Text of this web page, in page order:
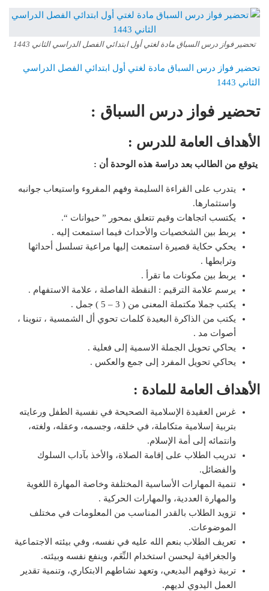
تحضير فواز درس السباق مادة لغتي أول ابتدائي الفصل الدراسي الثاني 1443
تحضير فواز درس السباق مادة لغتي أول ابتدائي الفصل الدراسي
الثاني 1443
تحضير فواز درس السباق :
الأهداف العامة للدرس :
يتوقع من الطالب بعد دراسة هذه الوحدة أن :
يتدرب على القراءة السليمة وفهم المقروء واستيعاب جوانبه
واستثمارها.
يكتسب اتجاهات وقيم تتعلق بمحور ” حيوانات “.
يربط بين الشخصيات والأحداث فيما استمعت إليه .
يحكي حكاية قصيرة استمعت إليها مراعية تسلسل أحداثها
وترابطها .
يربط بين مكونات ما تقرأ .
يرسم علامة الترقيم : النقطة الفاصلة ، علامة الاستفهام .
يكتب جملا مكتملة المعنى من ( 3 – 5 ) جمل .
يكتب من الذاكرة البعيدة كلمات تحوي أل الشمسية ، تنوينا ،
أصوات مد .
يحاكي تحويل الجملة الاسمية إلى فعلية .
يحاكي تحويل المفرد إلى جمع والعكس .
الأهداف العامة للمادة :
غرس العقيدة الإسلامية الصحيحة في نفسية الطفل ورعايته
بتربية إسلامية متكاملة، في خلقه، وجسمه، وعقله، ولغته،
وانتمائه إلى أمة الإسلام.
تدريب الطلاب على إقامة الصلاة، والأخذ بآداب السلوك
والفضائل.
تنمية المهارات الأساسية المختلفة وخاصة المهارة اللغوية
والمهارة العددية، والمهارات الحركية .
تزويد الطلاب بالقدر المناسب من المعلومات في مختلف
الموضوعات.
تعريف الطلاب بنعم الله عليه في نفسه، وفي بيئته الاجتماعية
والجغرافية ليحسن استخدام النِّعَم، وينفع نفسه وبيئته.
تربية ذوقهم البديعي، وتعهد نشاطهم الابتكاري، وتنمية تقدير
العمل اليدوي لديهم.